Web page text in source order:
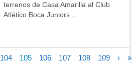
terrenos de Casa Amarilla al Club
Atlético Boca Juniors ...
104 105 106 107 108 109 › »